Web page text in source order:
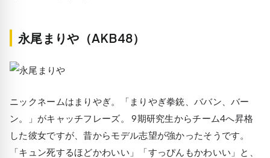
永尾まりや（AKB48）
ニックネームはまりやぎ。「まりやぎ拳銃、ババン、バー
ン。」がキャッチフレーズ。 9期研究生からチーム4へ昇格
した彼女ですが、昔からモデル志望が強かったそうです。
「キュン死するほどかわいい」「すっぴんもかわいい」と、